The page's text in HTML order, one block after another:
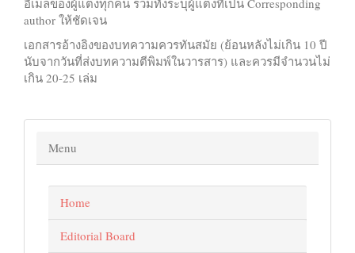
author ให้ชัดเจน
เอกสารอ้างอิงของบทความควรทันสมัย (ย้อนหลังไม่เกิน 10 ปี
นับจากวันที่ส่งบทความตีพิมพ์ในวารสาร) และควรมีจำนวนไม่
เกิน 20-25 เล่ม
Menu
Home
Editorial Board